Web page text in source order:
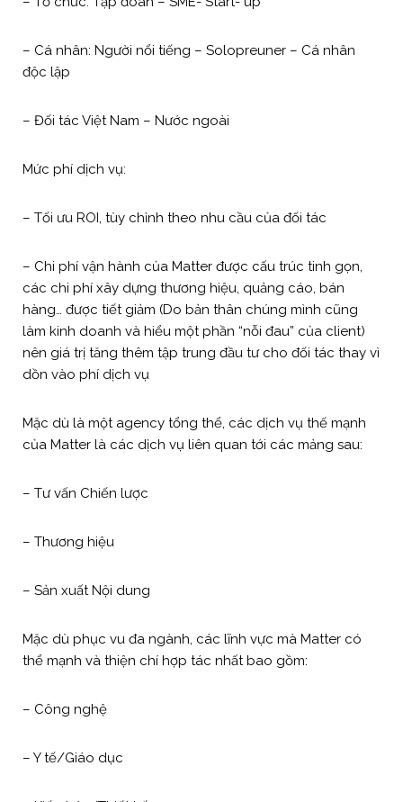
– Cá nhân: Người nổi tiếng – Solopreuner – Cá nhân
độc lập
– Đối tác Việt Nam – Nước ngoài
Mức phí dịch vụ:
– Tối ưu ROI, tùy chỉnh theo nhu cầu của đối tác
– Chi phí vận hành của Matter được cấu trúc tinh gọn,
các chi phí xây dựng thương hiệu, quảng cáo, bán
hàng… được tiết giảm (Do bản thân chúng mình cũng
làm kinh doanh và hiểu một phần “nỗi đau” của client)
nên giá trị tăng thêm tập trung đầu tư cho đối tác thay vì
dồn vào phí dịch vụ
Mặc dù là một agency tổng thể, các dịch vụ thế mạnh
của Matter là các dịch vụ liên quan tới các mảng sau:
– Tư vấn Chiến lược
– Thương hiệu
– Sản xuất Nội dung
Mặc dù phục vu đa ngành, các lĩnh vực mà Matter có
thể mạnh và thiện chí hợp tác nhất bao gồm:
– Công nghệ
– Y tế/Giáo dục